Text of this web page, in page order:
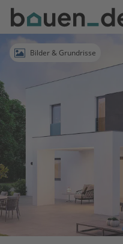
Bauen
Logo
AnmeldenBilder & Grundrisse